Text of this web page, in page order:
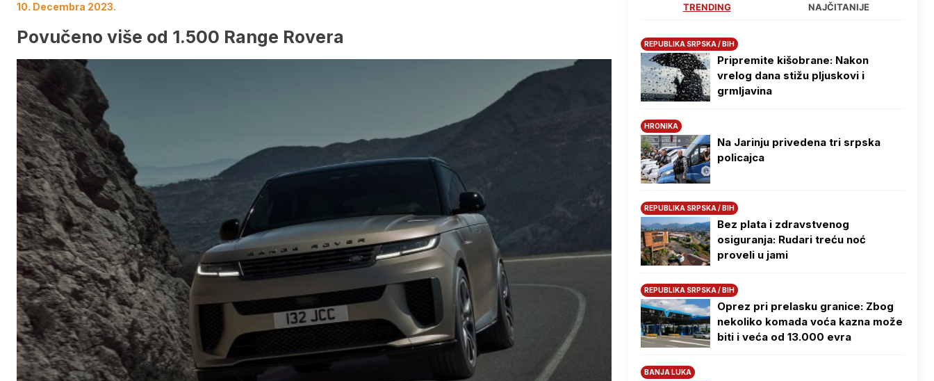
10. Decembra 2023.
Povučeno više od 1.500 Range Rovera
TRENDING NAJČITANIJE
REPUBLIKA SRPSKA / BIH
Pripremite kišobrane: Nakon
vrelog dana stižu pljuskovi i
grmljavina
HRONIKA
Na Јarinju privedena tri srpska
policajca
REPUBLIKA SRPSKA / BIH
Bez plata i zdravstvenog
osiguranja: Rudari treću noć
proveli u jami
REPUBLIKA SRPSKA / BIH
Oprez pri prelasku granice: Zbog
nekoliko komada voća kazna može
biti i veća od 13.000 evra
BANJA LUKA